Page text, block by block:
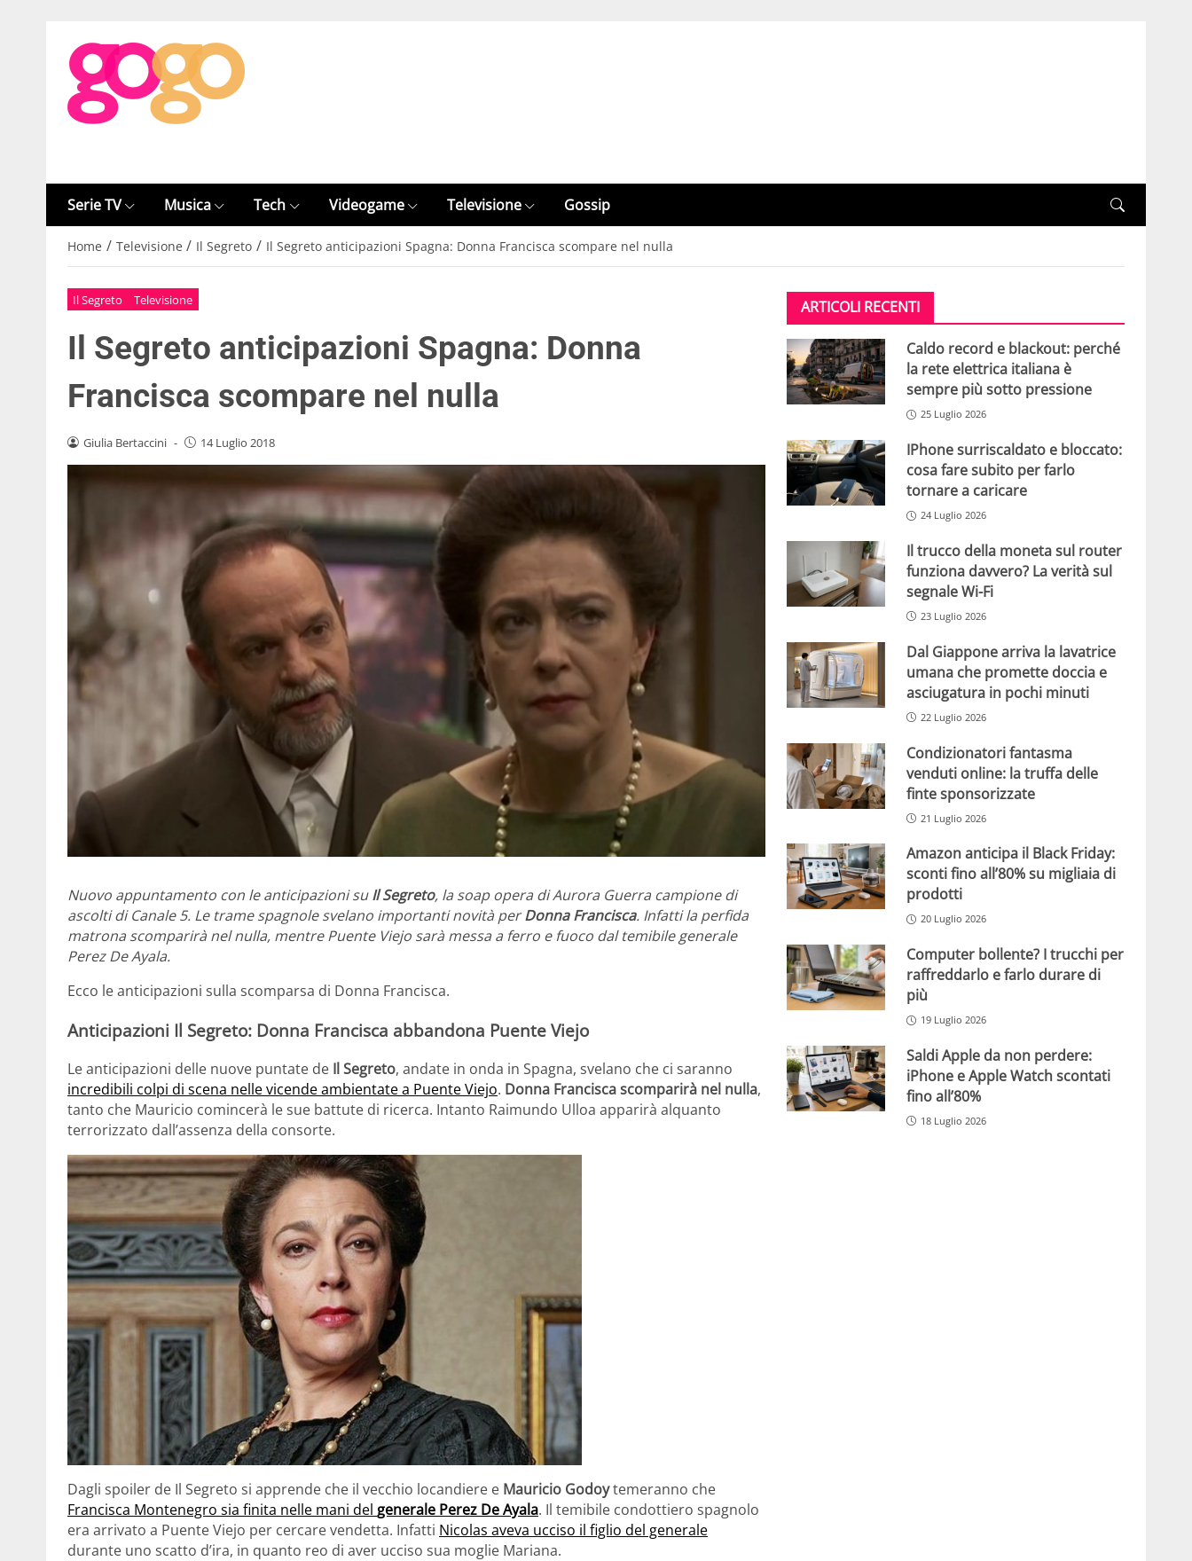
Serie TV Musica Tech Videogame Televisione Gossip
Home / Televisione / Il Segreto / Il Segreto anticipazioni Spagna: Donna Francisca scompare nel nulla
Il Segreto Televisione
Il Segreto anticipazioni Spagna: Donna
Francisca scompare nel nulla
Giulia Bertaccini - 14 Luglio 2018
Nuovo appuntamento con le anticipazioni suIl Segreto, la soap opera di Aurora Guerra campione di
ascolti di Canale 5. Le trame spagnole svelano importanti novità perDonna Francisca. Infatti la perfida
matrona scomparirà nel nulla, mentre Puente Viejo sarà messa a ferro e fuoco dal temibile generale
Perez De Ayala.
Ecco le anticipazioni sulla scomparsa di Donna Francisca.
Anticipazioni Il Segreto: Donna Francisca abbandona Puente Viejo
Le anticipazioni delle nuove puntate de Il Segreto, andate in onda in Spagna, svelano che ci saranno
incredibili colpi di scena nelle vicende ambientate a Puente Viejo. Donna Francisca scomparirà nel nulla,
tanto che Mauricio comincerà le sue battute di ricerca. Intanto Raimundo Ulloa apparirà alquanto
terrorizzato dall’assenza della consorte.
Dagli spoiler de Il Segreto si apprende che il vecchio locandiere e Mauricio Godoytemeranno che
Francisca Montenegro sia finita nelle mani del generale Perez De Ayala. Il temibile condottiero spagnolo
era arrivato a Puente Viejo per cercare vendetta. Infatti Nicolas aveva ucciso il figlio del generale
durante uno scatto d’ira, in quanto reo di aver ucciso sua moglie Mariana.
ARTICOLI RECENTI
Caldo record e blackout: perché
la rete elettrica italiana è
sempre più sotto pressione
25 Luglio 2026
IPhone surriscaldato e bloccato:
cosa fare subito per farlo
tornare a caricare
24 Luglio 2026
Il trucco della moneta sul router
funziona davvero? La verità sul
segnale Wi-Fi
23 Luglio 2026
Dal Giappone arriva la lavatrice
umana che promette doccia e
asciugatura in pochi minuti
22 Luglio 2026
Condizionatori fantasma
venduti online: la truffa delle
finte sponsorizzate
21 Luglio 2026
Amazon anticipa il Black Friday:
sconti fino all’80% su migliaia di
prodotti
20 Luglio 2026
Computer bollente? I trucchi per
raffreddarlo e farlo durare di
più
19 Luglio 2026
Saldi Apple da non perdere:
iPhone e Apple Watch scontati
fino all’80%
18 Luglio 2026